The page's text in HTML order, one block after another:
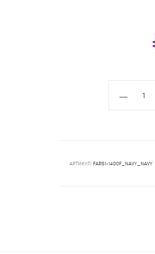
Количество
АРТИКУЛ: FARSI-1400F_NAVY_NAVY